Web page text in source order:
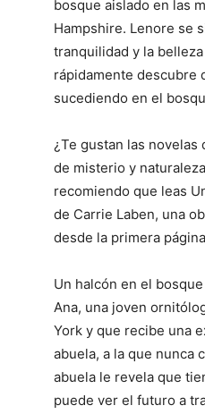
bosque aislado en las
Hampshire. Lenore se
tranquilidad y la
rápidamente descubre
sucediendo en el
¿Te gustan las
de misterio y
recomiendo que leas
de Carrie Laben, una
desde la primera
Un halcón en el
Ana, una joven
York y que recibe una
abuela, a la que nunca
abuela le revela que
puede ver el futuro a